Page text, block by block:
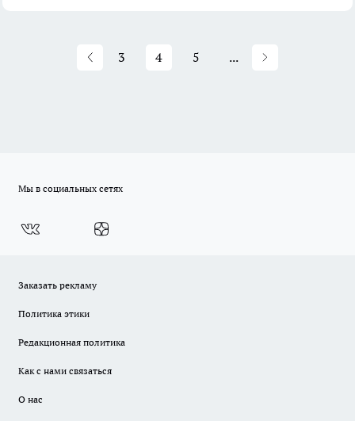
3 4 5 ...
Мы в социальных сетях
Заказать рекламу
Политика этики
Редакционная политика
Как с нами связаться
О нас